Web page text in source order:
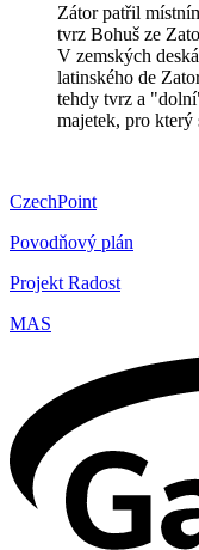
Zátor patřil
tvrz Bohuš ze
V zemských
latinského de
tehdy tvrz a
majetek, pro který
CzechPoint
Povodňový plán
Projekt Radost
MAS